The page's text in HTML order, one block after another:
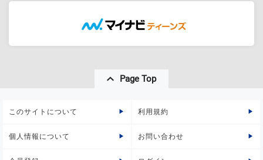
Page Top
このサイトについて 利用規約
個人情報について お問い合わせ